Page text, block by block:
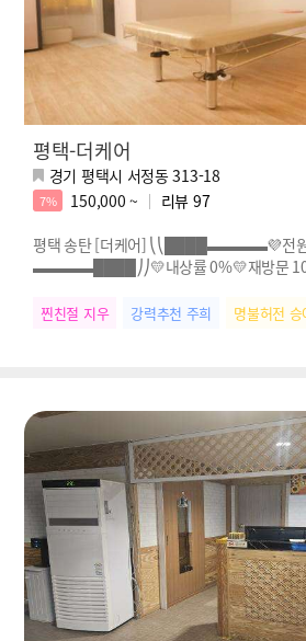
평택-더케어
경기 평택시 서정동 313-18
7% 150,000 ~ 리뷰 97
평택 송탄 [더케어] ⎝⎝████▬▬▬▬💜전원
▬▬▬▬████⎠⎠💛내상률 0%💛재방문
찐친절 지우 강력추천 주희 명불허전 승